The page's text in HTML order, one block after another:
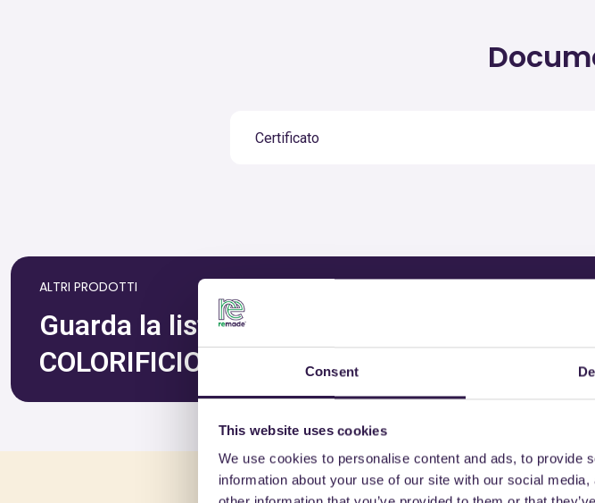
Consent
This website uses cookies
We use cookies to personalise content and ads, to provide
information about your use of our site with our social
Certificato
ALTRI PRODOTTI
Guarda la lista completa dei prodotti
COLORIFICIO ATRIA SRL